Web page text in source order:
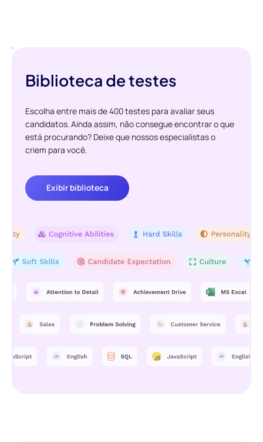
Biblioteca de testes
Escolha entre mais de 400 testes para avaliar seus
candidatos. Ainda assim, não consegue encontrar o que
está procurando? Deixe que nossos especialistas o
criem para você.
Exibir biblioteca